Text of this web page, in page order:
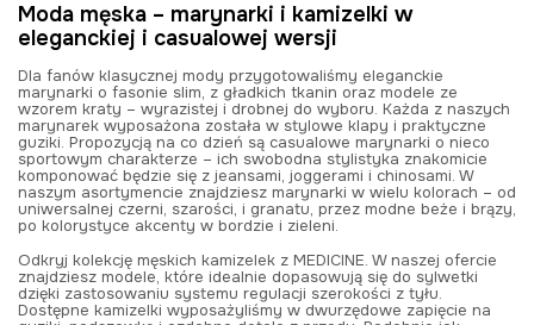
Moda męska – marynarki i kamizelki w
eleganckiej i casualowej wersji
Dla fanów klasycznej mody przygotowaliśmy eleganckie
marynarki o fasonie slim, z gładkich tkanin oraz modele ze
wzorem kraty – wyrazistej i drobnej do wyboru. Każda z naszych
marynarek wyposażona została w stylowe klapy i praktyczne
guziki. Propozycją na co dzień są casualowe marynarki o nieco
sportowym charakterze – ich swobodna stylistyka znakomicie
komponować będzie się z jeansami, joggerami i chinosami. W
naszym asortymencie znajdziesz marynarki w wielu kolorach – od
uniwersalnej czerni, szarości, i granatu, przez modne beże i brązy,
po kolorystyce akcenty w bordzie i zieleni.
Odkryj kolekcję męskich kamizelek z MEDICINE. W naszej ofercie
znajdziesz modele, które idealnie dopasowują się do sylwetki
dzięki zastosowaniu systemu regulacji szerokości z tyłu.
Dostępne kamizelki wyposażyliśmy w dwurzędowe zapięcie na